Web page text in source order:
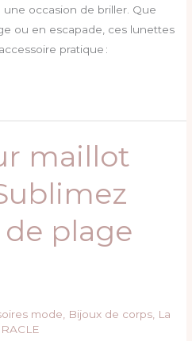
occasion de briller. Que
ou en escapade, ces lunettes
pratique :
maillot
plage
mode, Bijoux de corps, La